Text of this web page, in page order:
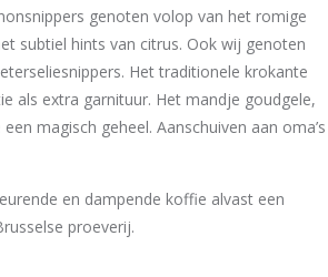
genoten volop van het romige
subtiel hints van citrus. Ook wij genoten
Het traditionele krokante
als extra garnituur. Het mandje goudgele,
magisch geheel. Aanschuiven aan oma’s
en dampende koffie alvast een
proeverij.